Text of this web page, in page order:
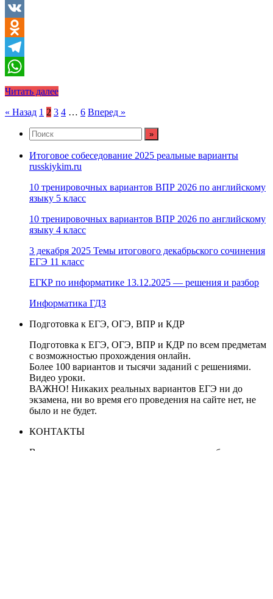
VK
Odnoklassniki
Telegram
WhatsApp
Читать далее
Пагинация
записей
« Назад 1 2 3 4 … 6 Вперед »
Итоговое собеседование 2025 реальные варианты
russkiykim.ru
10 тренировочных вариантов ВПР 2026 по английскому
языку 5 класс
10 тренировочных вариантов ВПР 2026 по английскому
языку 4 класс
3 декабря 2025 Темы итогового декабрьского сочинения
ЕГЭ 11 класс
ЕГКР по информатике 13.12.2025 — решения и разбор
Информатика ГДЗ
Подготовка к ЕГЭ, ОГЭ, ВПР и КДР
Подготовка к ЕГЭ, ОГЭ, ВПР и КДР по всем предметам
с возможностью прохождения онлайн.
Более 100 вариантов и тысячи заданий с решениями.
Видео уроки.
ВАЖНО! Никаких реальных вариантов ЕГЭ ни до
экзамена, ни во время его проведения на сайте нет, не
было и не будет.
КОНТАКТЫ
В случае нарушения авторских прав, правообладателям